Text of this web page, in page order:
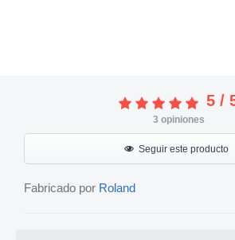
5 /
3 opiniones
Seguir este producto
Fabricado por Roland